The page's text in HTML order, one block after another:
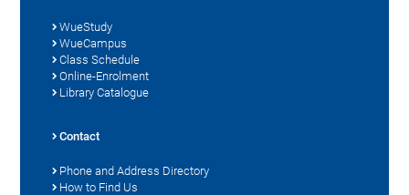
WueStudy
WueCampus
Class Schedule
Online-Enrolment
Library Catalogue
Contact
Phone and Address Directory
How to Find Us